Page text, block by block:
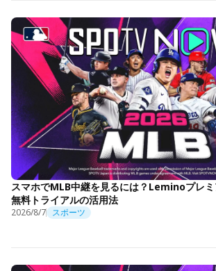
スマホでMLB中継を見るには？Leminoプレ
無料トライアルの活用法
2026/8/7 スポーツ